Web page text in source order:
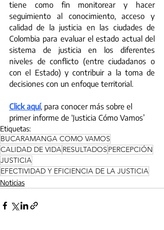
tiene como fin monitorear y hacer
seguimiento al conocimiento, acceso y
calidad de la justicia en las ciudades de
Colombia para evaluar el estado actual del
sistema de justicia en los diferentes
niveles de conflicto (entre ciudadanos o
con el Estado) y contribuir a la toma de
decisiones con un enfoque territorial.
Click aquí, para conocer más sobre el
primer informe de ‘Justicia Cómo Vamos’
Etiquetas:
BUCARAMANGA COMO VAMOS
CALIDAD DE VIDARESULTADOS PERCEPCIÓN
JUSTICIA
EFECTIVIDAD Y EFICIENCIA DE LA JUSTICIA
Noticias